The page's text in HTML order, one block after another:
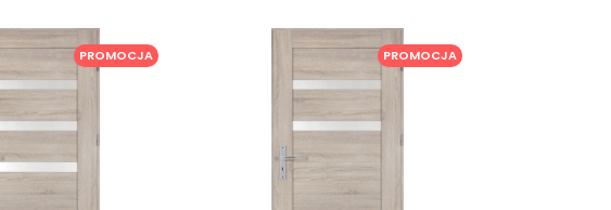
PROMOCJA PROMOCJA